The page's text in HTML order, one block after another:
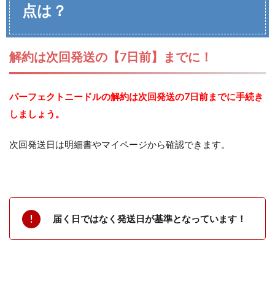
点は？
解約は次回発送の【7日前】までに！
パーフェクトニードルの解約は次回発送の7日前までに手続き
しましょう。
次回発送日は明細書やマイページから確認できます。
届く日ではなく発送日が基準となっています！